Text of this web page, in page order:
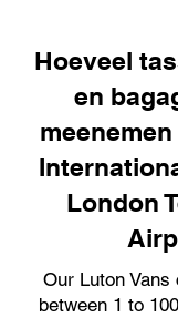
Hoeveel
en
London
Our Luton
between 1 to